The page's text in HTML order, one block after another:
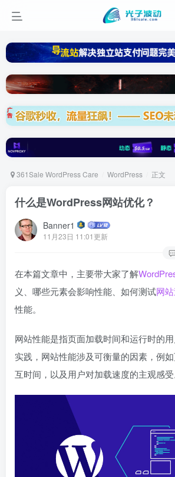
361Sale WordPress Care WordPress 正文
什么是WordPress网站优化？
Banner1
11月23日 11:01更新
在本篇文章中，主要带大家了解
义、哪些元素会影响性能、如何测试网
性能。
网站性能是指页面加载时间和运行时的
实践，网站性能涉及可衡量的因素，例
互时间，以及用户对加载速度的主观感受